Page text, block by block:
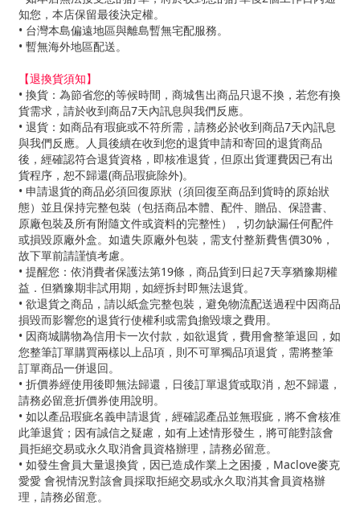
知您，本店保留最後決定權。
• 台灣本島偏遠地區與離島暫無宅配服務。
• 暫無海外地區配送。
【退換貨須知】
• 換貨：為節省您的等候時間，商城售出商品只退不換，若您有換
貨需求，請於收到商品7天內訊息與我們反應。
• 退貨：如商品有瑕疵或不符所需，請務必於收到商品7天內訊息
與我們反應。人員後續在收到您的退貨申請和寄回的退貨商品
後，經確認符合退貨資格，即核准退貨，但原出貨運費因已有出
貨程序，恕不歸還(商品瑕疵除外)。
• 申請退貨的商品必須回復原狀（須回復至商品到貨時的原始狀
態）並且保持完整包裝（包括商品本體、配件、贈品、保證書、
原廠包裝及所有附隨文件或資料的完整性），切勿缺漏任何配件
或損毀原廠外盒。如遺失原廠外包裝，需支付整新費售價30%，
故下單前請謹慎考慮。
• 提醒您：依消費者保護法第19條，商品貨到日起7天享猶豫期權
益．但猶豫期非試用期，如經拆封即無法退貨。
• 欲退貨之商品，請以紙盒完整包裝，避免物流配送過程中因商品
損毀而影響您的退貨行使權利或需負擔毀壞之費用。
• 因商城購物為信用卡一次付款，如欲退貨，費用會整筆退回，如
您整筆訂單購買兩樣以上品項，則不可單獨品項退貨，需將整筆
訂單商品一併退回。
• 折價券經使用後即無法歸還，日後訂單退貨或取消，恕不歸還，
請務必留意折價券使用說明。
• 如以產品瑕疵名義申請退貨，經確認產品並無瑕疵，將不會核准
此筆退貨；因有誠信之疑慮，如有上述情形發生，將可能對該會
員拒絕交易或永久取消會員資格辦理，請務必留意。
• 如發生會員大量退換貨，因已造成作業上之困擾，Maclove麥克
愛愛 會視情況對該會員採取拒絕交易或永久取消其會員資格辦
理，請務必留意。